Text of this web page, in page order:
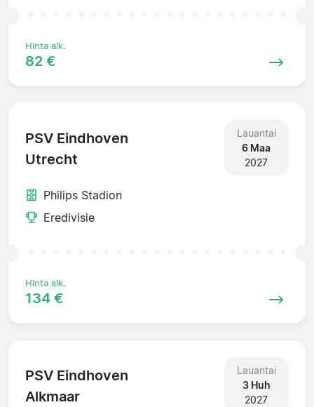
Hinta alk.
82 €
PSV Eindhoven
Utrecht
Lauantai
6 Maa
2027
Philips Stadion
Eredivisie
Hinta alk.
134 €
PSV Eindhoven
Alkmaar
Lauantai
3 Huh
2027